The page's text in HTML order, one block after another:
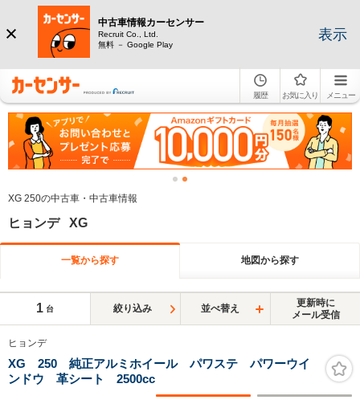
中古車情報カーセンサー
Recruit Co., Ltd.
無料 － Google Play
表示
履歴 お気に入り メニュー
XG 250の中古車・中古車情報
ヒョンデ XG
一覧から探す 地図から探す
1 台 絞り込み 並べ替え
更新時に
メール受信
ヒョンデ
XG 250 純正アルミホイール パワステ パワーウイ
ンドウ 革シート 2500cc